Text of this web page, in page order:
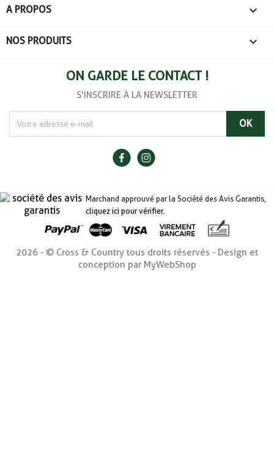
A PROPOS 
NOS PRODUITS 
ON GARDE LE CONTACT !
S'INSCRIRE À LA NEWSLETTER
Marchand approuvé par la Société des Avis Garantis,
cliquez ici pour vérifier.
2026 - © Cross & Country tous droits réservés - Design et
conception par MyWebShop